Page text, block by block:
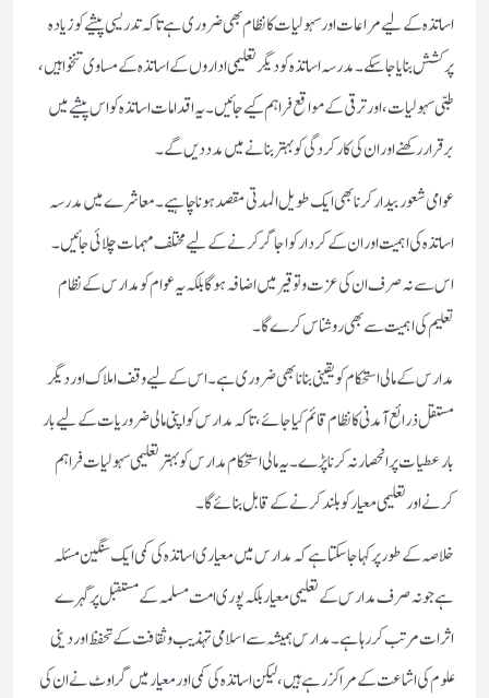
اساتذہ کے لیے مراعات اور سہولیات کا نظام بھی ضروری ہے تاکہ تدریسی پیشے کو زیادہ
پرکشش بنایا جا سکے۔ مدرسہ اساتذہ کو دیگر تعلیمی اداروں کے اساتذہ کے مساوی تنخواہیں،
طبی سہولیات، اور ترقی کے مواقع فراہم کیے جائیں۔ یہ اقدامات اساتذہ کو اس پیشے میں
برقرار رکھنے اور ان کی کارکردگی کو بہتر بنانے میں مدد دیں گے۔
عوامی شعور بیدار کرنا بھی ایک طویل المدتی مقصد ہونا چاہیے۔ معاشرے میں مدرسہ
اساتذہ کی اہمیت اور ان کے کردار کو اجاگر کرنے کے لیے مختلف مہمات چلائی جائیں۔
اس سے نہ صرف ان کی عزت و توقیر میں اضافہ ہوگا بلکہ یہ عوام کو مدارس کے نظام
تعلیم کی اہمیت سے بھی روشناس کرے گا۔
مدارس کے مالی استحکام کو یقینی بنانا بھی ضروری ہے۔ اس کے لیے وقف املاک اور دیگر
مستقل ذرائع آمدنی کا نظام قائم کیا جائے، تاکہ مدارس کو اپنی مالی ضروریات کے لیے بار
بار عطیات پر انحصار نہ کرنا پڑے۔ یہ مالی استحکام مدارس کو بہتر تعلیمی سہولیات فراہم
کرنے اور تعلیمی معیار کو بلند کرنے کے قابل بنائے گا۔
خلاصہ کے طور پر کہا جا سکتا ہے کہ مدارس میں معیاری اساتذہ کی کمی ایک سنگین مسئلہ
ہے جو نہ صرف مدارس کے تعلیمی معیار بلکہ پوری امت مسلمہ کے مستقبل پر گہرے
اثرات مرتب کر رہا ہے۔ مدارس ہمیشہ سے اسلامی تہذیب و ثقافت کے تحفظ اور دینی
علوم کی اشاعت کے مراکز رہے ہیں، لیکن اساتذہ کی کمی اور معیار میں گراوٹ نے ان کی